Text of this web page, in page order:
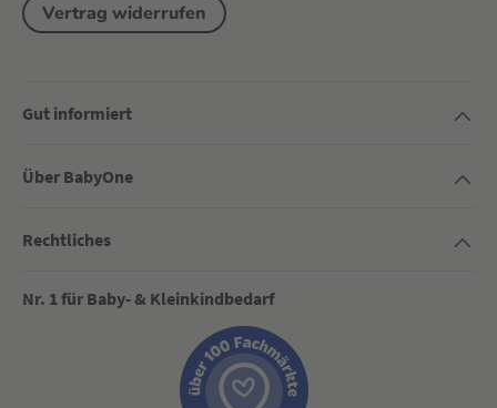
Vertrag widerrufen
Gut informiert
Über BabyOne
Rechtliches
Nr. 1 für Baby- & Kleinkindbedarf